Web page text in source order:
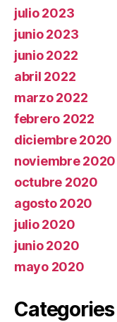
julio 2023
junio 2023
junio 2022
abril 2022
marzo 2022
febrero 2022
diciembre 2020
noviembre 2020
octubre 2020
agosto 2020
julio 2020
junio 2020
mayo 2020
Categories